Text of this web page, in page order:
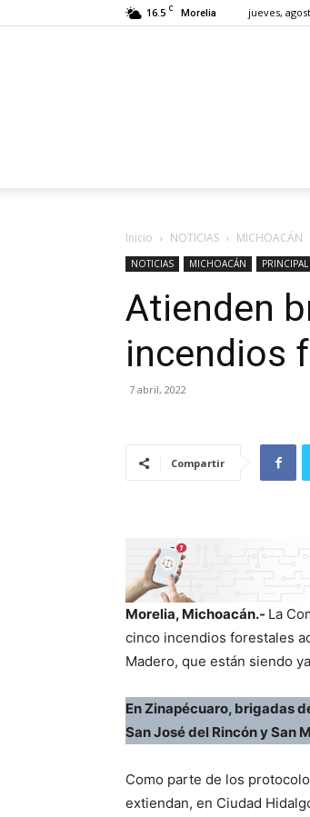
16.5 C Morelia jueves,
Inicio NOTICIAS MICHOACÁN
NOTICIAS MICHOACÁN PRINCIPAL
Atienden
incendios
7 abril, 2022
Compartir
Morelia, Michoacán.- La
cinco incendios forestales
Madero, que están siendo
En Zinapécuaro, brigadas
San José del Rincón y San
Como parte de los
extiendan, en Ciudad